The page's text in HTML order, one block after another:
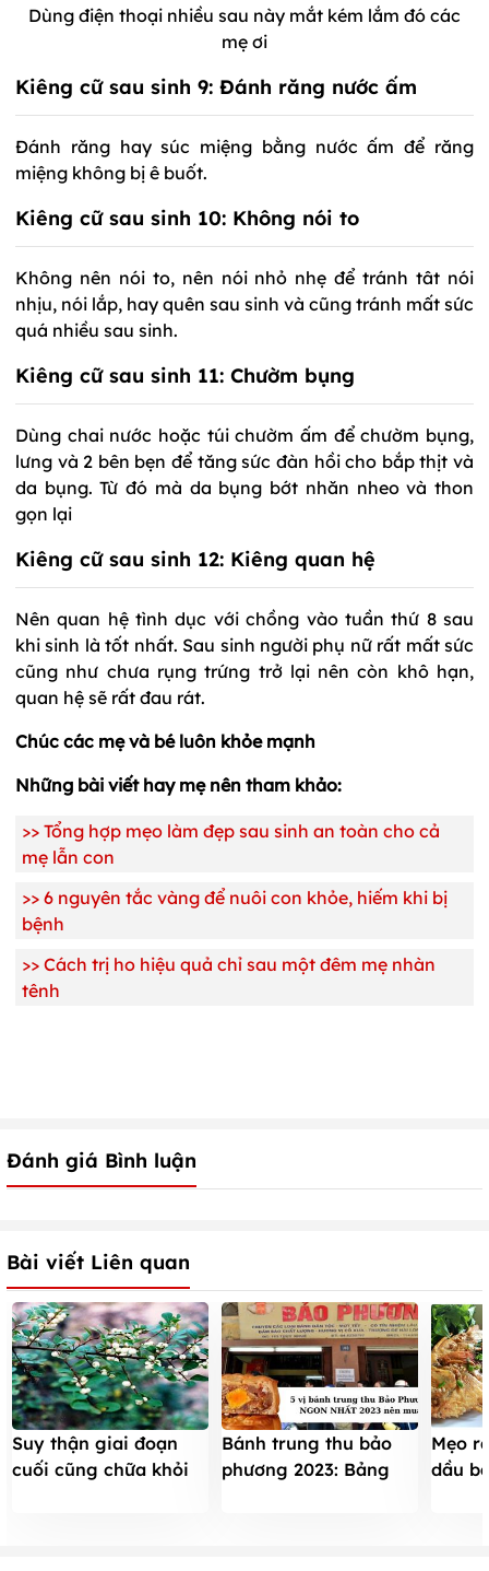
Dùng điện thoại nhiều sau này mắt kém lắm đó các
mẹ ơi
Kiêng cữ sau sinh 9: Đánh răng nước ấm
Đánh răng hay súc miệng bằng nước ấm để răng
miệng không bị ê buốt.
Kiêng cữ sau sinh 10: Không nói to
Không nên nói to, nên nói nhỏ nhẹ để tránh tât nói
nhịu, nói lắp, hay quên sau sinh và cũng tránh mất sức
quá nhiều sau sinh.
Kiêng cữ sau sinh 11: Chườm bụng
Dùng chai nước hoặc túi chườm ấm để chườm bụng,
lưng và 2 bên bẹn để tăng sức đàn hồi cho bắp thịt và
da bụng. Từ đó mà da bụng bớt nhăn nheo và thon
gọn lại
Kiêng cữ sau sinh 12: Kiêng quan hệ
Nên quan hệ tình dục với chồng vào tuần thứ 8 sau
khi sinh là tốt nhất. Sau sinh người phụ nữ rất mất sức
cũng như chưa rụng trứng trở lại nên còn khô hạn,
quan hệ sẽ rất đau rát.
Chúc các mẹ và bé luôn khỏe mạnh
Những bài viết hay mẹ nên tham khảo:
>> Tổng hợp mẹo làm đẹp sau sinh an toàn cho cả
mẹ lẫn con
>> 6 nguyên tắc vàng để nuôi con khỏe, hiếm khi bị
bệnh
>> Cách trị ho hiệu quả chỉ sau một đêm mẹ nhàn
tênh
Đánh giá Bình luận
Bài viết Liên quan
Suy thận giai đoạn
cuối cũng chữa khỏi
Bánh trung thu bảo
phương 2023: Bảng
Mẹo
dầu